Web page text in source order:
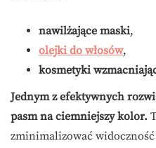
nawilżające maski,
olejki do włosów,
kosmetyki
Jednym z efektywnych
pasm na ciemniejszy kolor.
zminimalizować